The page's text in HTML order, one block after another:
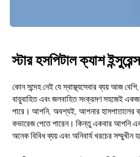
স্টার হসপিটাল ক্যাশ
কোন সন্দেহ নেই যে স্বাস্থ্যসেবার ব্যয় আজ
বায়ুবাহিত এবং জলবাহিত সংক্রমণ সহজেই
পারে। আপনি, অবশ্যই, আপনার হাসপাতালের
কভারেজ পেতে পারেন। কিন্তু একবার আপনি
অনেক বিবিধ ব্যয় এবং অনিবার্য খরচের সম্মুখীন